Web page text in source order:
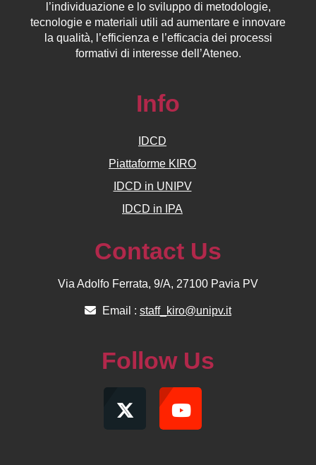
l’individuazione e lo sviluppo di metodologie,
tecnologie e materiali utili ad aumentare e innovare
la qualità, l’efficienza e l’efficacia dei processi
formativi di interesse dell’Ateneo.
Info
IDCD
Piattaforme KIRO
IDCD in UNIPV
IDCD in IPA
Contact Us
Via Adolfo Ferrata, 9/A, 27100 Pavia PV
Email : staff_kiro@unipv.it
Follow Us